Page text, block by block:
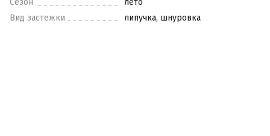
Сезон
лето
Вид застежки
липучка, шнуровка